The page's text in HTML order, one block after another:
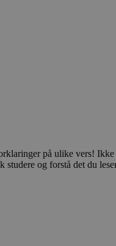
på ulike vers! Ikke
og forstå det du